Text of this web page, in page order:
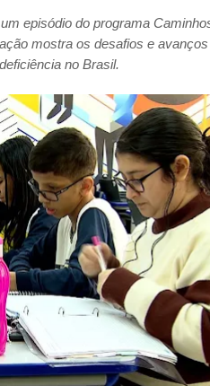
episódio do programa
mostra os desafios e
no Brasil.